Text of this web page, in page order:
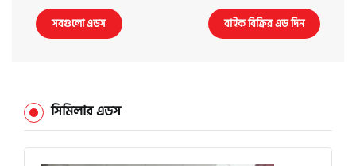
সবগুলো এডস বাইক বিক্রির এড দিন
সিমিলার এডস